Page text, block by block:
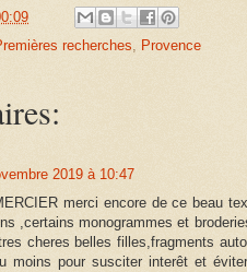
recherches, Provence
2019 à 10:47
merci encore de ce beau
,certains monogrammes et
cheres belles filles,fragments
moins pour susciter interêt et